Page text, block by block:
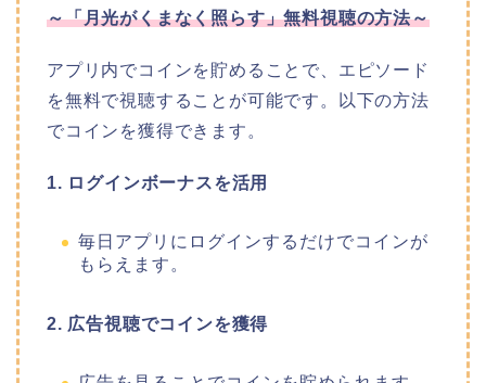
～「月光がくまなく照らす」無料視聴の方法～
アプリ内でコインを貯めることで、エピソード
を無料で視聴することが可能です。以下の方法
でコインを獲得できます。
1. ログインボーナスを活用
毎日アプリにログインするだけでコインが
もらえます。
2. 広告視聴でコインを獲得